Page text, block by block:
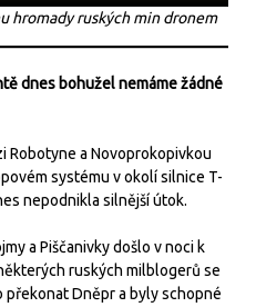
hromady ruských min dronem
dnes bohužel nemáme žádné
Robotyne a Novoprokopivkou
systému v okolí silnice T-
nepodnikla silnější útok.
a Piščanivky došlo v noci k
ruských milblogerů se
Dněpr a byly schopné